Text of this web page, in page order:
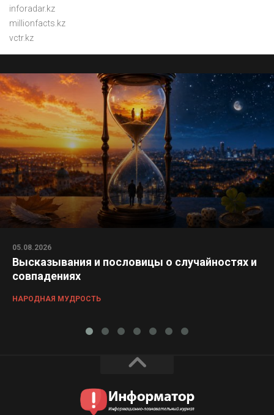
inforadar.kz
millionfacts.kz
vctr.kz
05.08.2026
Высказывания и пословицы о случайностях и
совпадениях
НАРОДНАЯ МУДРОСТЬ